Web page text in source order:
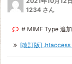
1234 さん
# MIME Type 追
[改訂版] .htaccess